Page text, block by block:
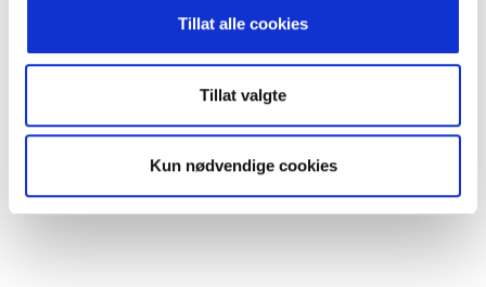
Tillat alle cookies
Tillat valgte
Kun nødvendige cookies